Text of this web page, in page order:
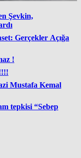
Şevkin,
Gerçekler Açığa
!
Mustafa Kemal
tepkisi “Sebep